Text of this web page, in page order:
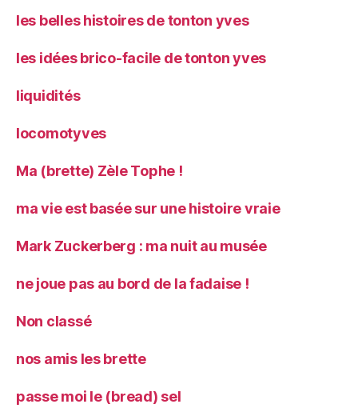
les belles histoires de tonton yves
les idées brico-facile de tonton yves
liquidités
locomotyves
Ma (brette) Zèle Tophe !
ma vie est basée sur une histoire vraie
Mark Zuckerberg : ma nuit au musée
ne joue pas au bord de la fadaise !
Non classé
nos amis les brette
passe moi le (bread) sel